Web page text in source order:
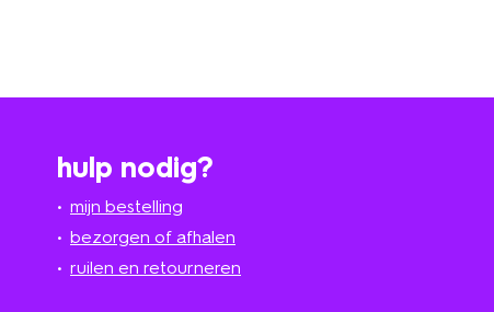
hulp nodig?
mijn bestelling
bezorgen of afhalen
ruilen en retourneren